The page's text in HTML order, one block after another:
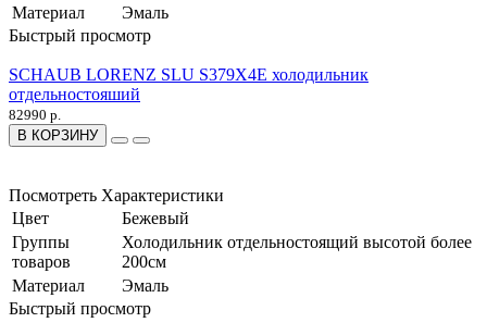
Материал
Эмаль
Быстрый просмотр
SCHAUB LORENZ SLU S379X4E холодильник
отдельностояший
82990 р.
В КОРЗИНУ
Посмотреть Характеристики
Цвет
Бежевый
Группы
товаров
Холодильник отдельностоящий высотой более
200см
Материал
Эмаль
Быстрый просмотр